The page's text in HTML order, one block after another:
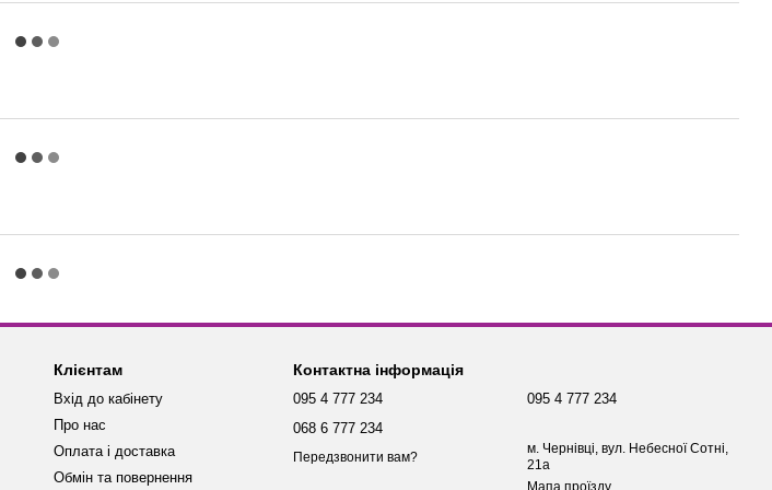
Клієнтам
Вхід до кабінету
Про нас
Оплата і доставка
Обмін та повернення
Контактна інформація
095 4 777 234
068 6 777 234
Передзвонити вам?
095 4 777 234
м. Чернівці, вул. Небесної Сотні,
21а
Мапа проїзду